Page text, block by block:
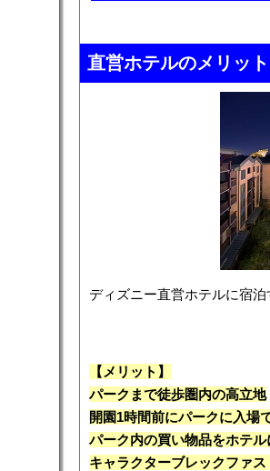
直営ホテルのメリッ
ディズニー直営ホテルに宿
【メリット】
パークまで徒歩圏内の高立地
開園1時間前にパークに入場
パーク内の買い物品をホテ
キャラクターブレックファス